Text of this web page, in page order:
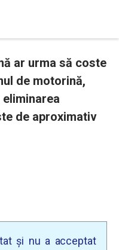
ar urma să coste
de motorină,
eliminarea
de aproximativ
și nu a acceptat